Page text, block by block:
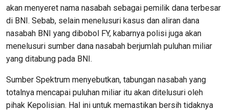
akan menyeret nama nasabah sebagai pemilik dana terbesar
di BNI. Sebab, selain menelusuri kasus dan aliran dana
nasabah BNI yang dibobol FY, kabarnya polisi juga akan
menelusuri sumber dana nasabah berjumlah puluhan miliar
yang ditabung pada BNI.
Sumber Spektrum menyebutkan, tabungan nasabah yang
totalnya mencapai puluhan miliar itu akan ditelusuri oleh
pihak Kepolisian. Hal ini untuk memastikan bersih tidaknya